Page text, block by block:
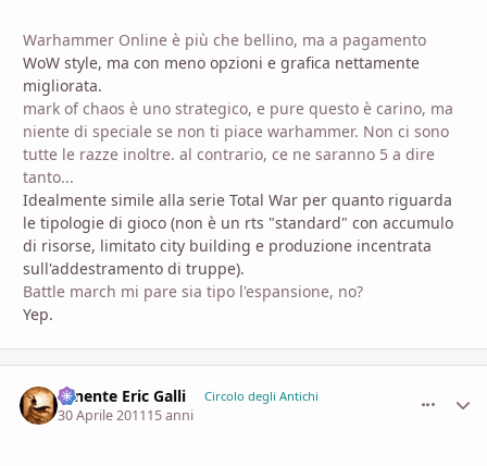
Warhammer Online è più che bellino, ma a pagamento
WoW style, ma con meno opzioni e grafica nettamente
migliorata.
mark of chaos è uno strategico, e pure questo è carino, ma
niente di speciale se non ti piace warhammer. Non ci sono
tutte le razze inoltre. al contrario, ce ne saranno 5 a dire
tanto...
Idealmente simile alla serie Total War per quanto riguarda
le tipologie di gioco (non è un rts "standard" con accumulo
di risorse, limitato city building e produzione incentrata
sull'addestramento di truppe).
Battle march mi pare sia tipo l'espansione, no?
Yep.
Tenente Eric Galli Circolo degli Antichi
30 Aprile 201115 anni